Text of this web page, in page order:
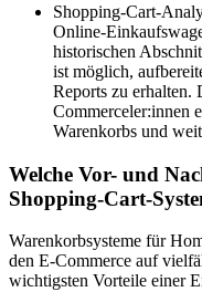
Shopping-Cart-
Online-
historischen
ist möglich,
Reports zu erhalten.
Commerceler:innen
Warenkorbs und
Welche Vor- und
Shopping-Cart-
Warenkorbsysteme für
den E-Commerce auf
wichtigsten Vorteile einer